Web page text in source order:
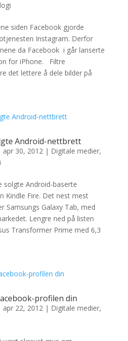
siden Facebook gjorde
Instagram. Derfor
da Facebook i går lanserte
for iPhone. Filtre
det lettere å dele bilder på
Android-nettbrett
apr 30, 2012| Digitale medier,
solgte Android-baserte
Kindle Fire. Det nest mest
Galaxy Tab, med
Lengre ned på listen
Transformer Prime med 6,3
profilen din
apr 22, 2012| Digitale medier,